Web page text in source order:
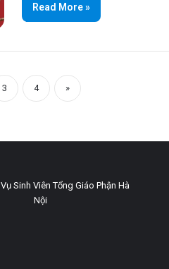
Read More »
3 4 »
Sinh Viên Tổng Giáo Phận Hà
Nội